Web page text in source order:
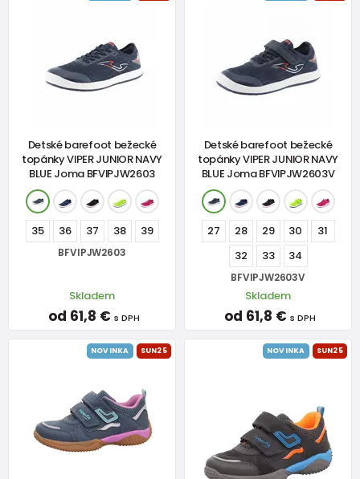
Detské barefoot bežecké
topánky VIPER JUNIOR NAVY
BLUE Joma BFVIPJW2603
35 36 37 38 39
BFVIPJW2603
Skladem
od 61,8 € s DPH
Detské barefoot bežecké
topánky VIPER JUNIOR NAVY
BLUE Joma BFVIPJW2603V
27 28 29 30
31
32
33 34
BFVIPJW2603V
Skladem
od 61,8 € s DPH
NOVINKA SUN25 NOVINKA SUN25